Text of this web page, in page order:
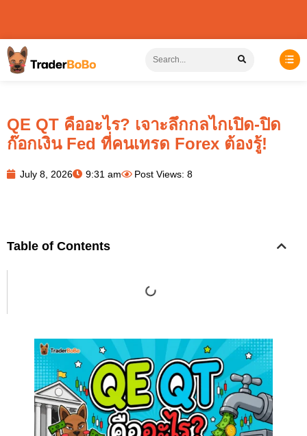
QE QT คืออะไร? เจาะลึกกลไกเปิด-ปิด
ก๊อกเงิน Fed ที่คนเทรด Forex ต้องรู้!
July 8, 2026 9:31 am Post Views: 8
Table of Contents